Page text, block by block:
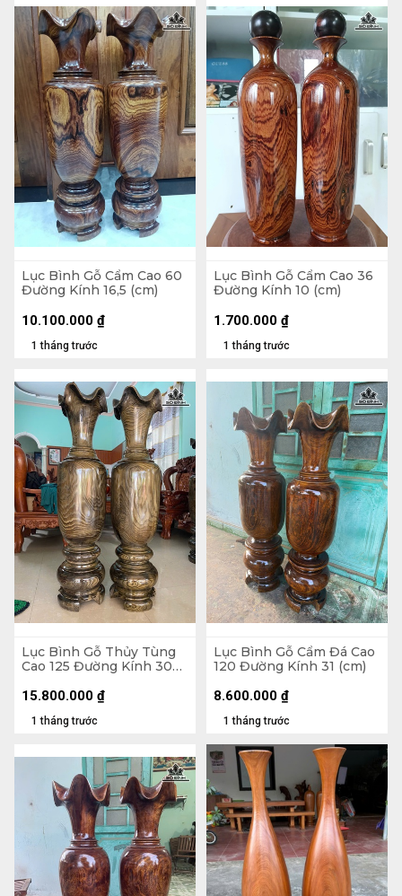
Lục Bình Gỗ Cẩm Cao 60
Đường Kính 16,5 (cm)
1 tháng trước
10.100.000 ₫
Lục Bình Gỗ Cẩm Cao 36
Đường Kính 10 (cm)
1 tháng trước
1.700.000 ₫
Lục Bình Gỗ Thủy Tùng
Cao 125 Đường Kính 30
1 tháng trước
15.800.000 ₫
Lục Bình Gỗ Cẩm Đá Cao
120 Đường Kính 31 (cm)
1 tháng trước
8.600.000 ₫